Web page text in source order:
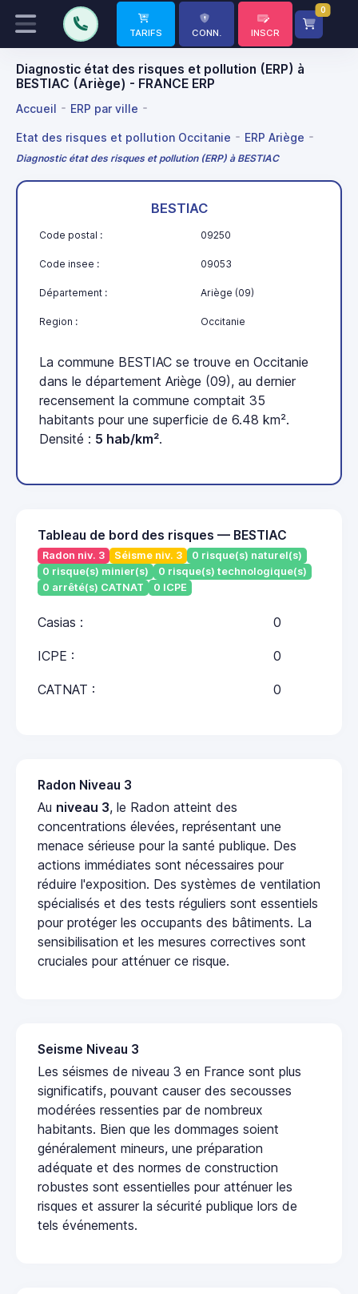
TARIFS CONN. INSCR
0
Diagnostic état des risques et pollution (ERP) à
BESTIAC (Ariège) - FRANCE ERP
Accueil ERP par ville
Etat des risques et pollution Occitanie ERP Ariège
Diagnostic état des risques et pollution (ERP) à BESTIAC
BESTIAC
Code postal : 09250
Code insee : 09053
Département : Ariège (09)
Region : Occitanie
La commune BESTIAC se trouve en Occitanie
dans le département Ariège (09), au dernier
recensement la commune comptait 35
habitants pour une superficie de 6.48 km².
Densité : 5 hab/km².
Tableau de bord des risques — BESTIAC
Radon niv. 3 Séisme niv. 3
0 risque(s) naturel(s)
0 risque(s) minier(s)
0 risque(s) technologique(s)
0 arrêté(s) CATNAT
0 ICPE
Casias : 0
ICPE : 0
CATNAT : 0
Radon Niveau 3
Au niveau 3, le Radon atteint des
concentrations élevées, représentant une
menace sérieuse pour la santé publique. Des
actions immédiates sont nécessaires pour
réduire l'exposition. Des systèmes de ventilation
spécialisés et des tests réguliers sont essentiels
pour protéger les occupants des bâtiments. La
sensibilisation et les mesures correctives sont
cruciales pour atténuer ce risque.
Seisme Niveau 3
Les séismes de niveau 3 en France sont plus
significatifs, pouvant causer des secousses
modérées ressenties par de nombreux
habitants. Bien que les dommages soient
généralement mineurs, une préparation
adéquate et des normes de construction
robustes sont essentielles pour atténuer les
risques et assurer la sécurité publique lors de
tels événements.